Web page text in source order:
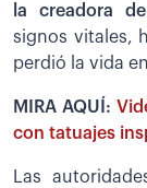
la creadora
signos vitales,
perdió la vida
MIRA AQUÍ:
con tatuajes
Las